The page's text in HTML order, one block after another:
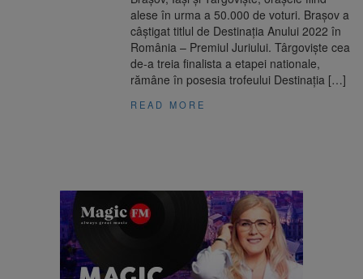
alese în urma a 50.000 de voturi. Brașov a
câștigat titlul de Destinația Anului 2022 în
România – Premiul Juriului. Târgoviște cea
de-a treia finalista a etapei nationale,
rămâne în posesia trofeului Destinația […]
READ MORE